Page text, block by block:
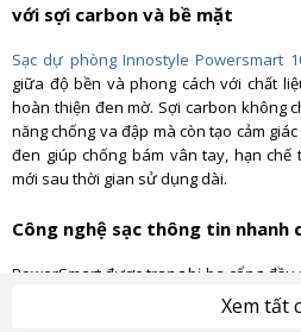
với sợi carbon và bề mặt
Sạc dự phòng Innostyle Powersmart
giữa độ bền và phong cách với chất
hoàn thiện đen mờ. Sợi carbon không
năng chống va đập mà còn tạo cảm
đen giúp chống bám vân tay, hạn
mới sau thời gian sử dụng dài.
Công nghệ sạc thông tin nhanh
PowerSmart được trang bị ba cổng đầu
một cổng USB-C, giúp sạc nhanh
nhận biết thông tin tự động điều chỉnh
Xem tất